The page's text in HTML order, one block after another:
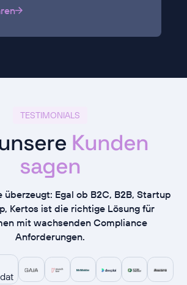
TESTIMONIALS
Kunden
sagen
überzeugt: Egal ob B2C, B2B, Startup
Kertos ist die richtige Lösung für
mit wachsenden Compliance
Anforderungen.